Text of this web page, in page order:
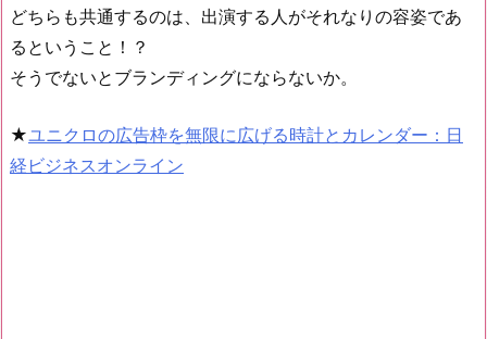
どちらも共通するのは、出演する人がそれなりの容姿であ
るということ！？
そうでないとブランディングにならないか。
★ユニクロの広告枠を無限に広げる時計とカレンダー：日
経ビジネスオンライン